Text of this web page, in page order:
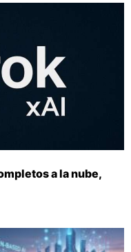
a la nube,